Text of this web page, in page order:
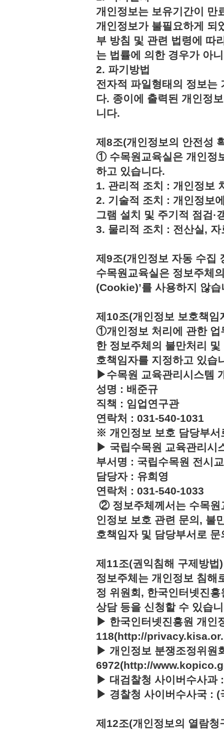
개인정보는 보유기간이 만
개인정보가 불필요하게 되
부 방침 및 관련 법령에 따
는 법률에 의한 경우가 아
2. 파기방법
전자적 파일형태의 정보는
다. 종이에 출력된 개인정
니다.
제8조(개인정보의 안전성
① 수목원교육실은 개인정
하고 있습니다.
1. 관리적 조치 : 개인정보
2. 기술적 조치 : 개인정보
그램 설치 및 주기적 점검·
3. 물리적 조치 : 전산실,
제9조(개인정보 자동 수집
수목원교육실은 정보주체
(Cookie)’를 사용하지 않습
제10조(개인정보 보호책임
①개인정보 처리에 관한 업
한 정보주체의 불만처리
호책임자를 지정하고 있습
▶수목원 교육관리시스템
성명 : 배준규
직책 : 임업연구관
연락처 : 031-540-1031
※ 개인정보 보호 담당부서
▶ 국립수목원 교육관리시
부서명 : 국립수목원 전시
담당자 : 유희영
연락처 : 031-540-1033
② 정보주체께서는 수목원
인정보 보호 관련 문의, 불
호책임자 및 담당부서로
제11조(권익침해 구제방법)
정보주체는 개인정보 침해
정 위원회, 한국인터넷진
상담 등을 신청할 수 있습
▶ 한국인터넷진흥원 개인
118(http://
▶ 개인정보 분쟁조정위원
6972(http://
▶ 대검찰청 사이버수사
▶ 경찰청 사이버수사국 :
제12조(개인정보의 열람청